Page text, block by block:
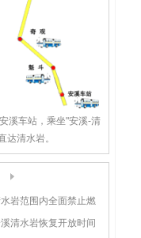
溪车站，乘坐"安溪-清
达清水岩。
岩范围内全面禁止燃
清水岩恢复开放时间